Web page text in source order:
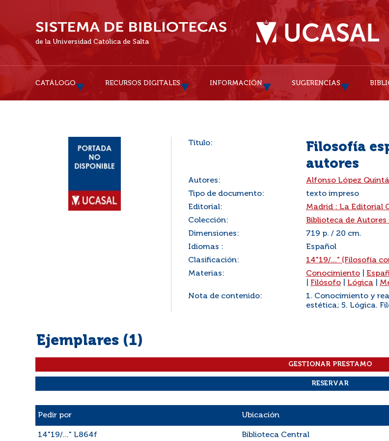
de la Universidad Católica de Salta
CATÁLOGO RECURSOS DIGITALES INFORMACIÓN SUGERENCIAS
Título:
Filosofía
autores
Autores:
Alfonso López
Tipo de documento:
texto impreso
Editorial:
Madrid : La Editorial
Colección:
Biblioteca de Autores
Dimensiones:
719 p. / 20 cm.
Idiomas :
Español
Clasificación:
14"19/..." (Filosofía
Materias:
Conocimiento
Filósofo Lógica
Nota de contenido:
1. Conocimiento y
estética; 5. Lógica.
Ejemplares (1)
Pedir por Ubicación
14"19/..." L864f Biblioteca Central